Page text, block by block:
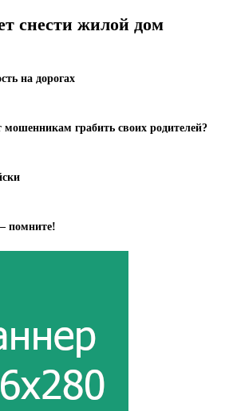
снести жилой дом
на дорогах
грабить своих родителей?
помните!